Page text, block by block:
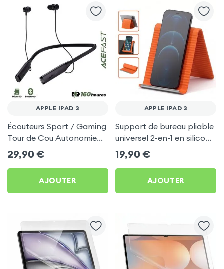
APPLE IPAD 3
Écouteurs Sport / Gaming
Tour de Cou Autonomie
160h Acefast pour Apple
iPad 3
29,90 €
AJOUTER
APPLE IPAD 3
Support de bureau pliable
universel 2-en-1 en silicone
pour smartphone et
tablette - Orange
19,90 €
AJOUTER